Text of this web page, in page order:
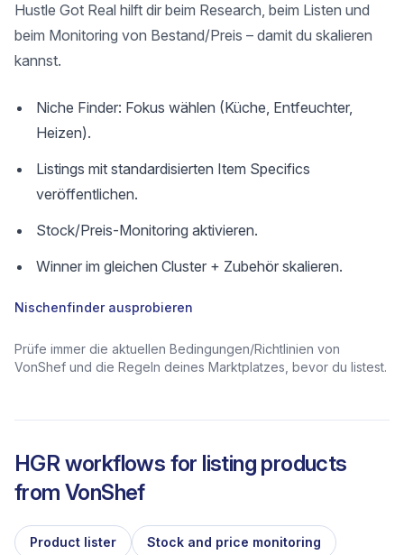
Hustle Got Real hilft dir beim Research, beim Listen und
beim Monitoring von Bestand/Preis – damit du skalieren
kannst.
Niche Finder: Fokus wählen (Küche, Entfeuchter,
Heizen).
Listings mit standardisierten Item Specifics
veröffentlichen.
Stock/Preis-Monitoring aktivieren.
Winner im gleichen Cluster + Zubehör skalieren.
Nischenfinder ausprobieren
Prüfe immer die aktuellen Bedingungen/Richtlinien von
VonShef und die Regeln deines Marktplatzes, bevor du listest.
HGR workflows for listing products
from VonShef
Product lister Stock and price monitoring